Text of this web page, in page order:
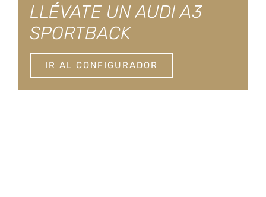
LLÉVATE UN AUDI A3
SPORTBACK
IR AL CONFIGURADOR